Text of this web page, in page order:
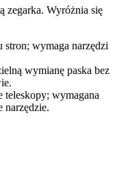
zegarka. Wyróżnia się
stron; wymaga narzędzi
wymianę paska bez
teleskopy; wymagana
narzędzie.